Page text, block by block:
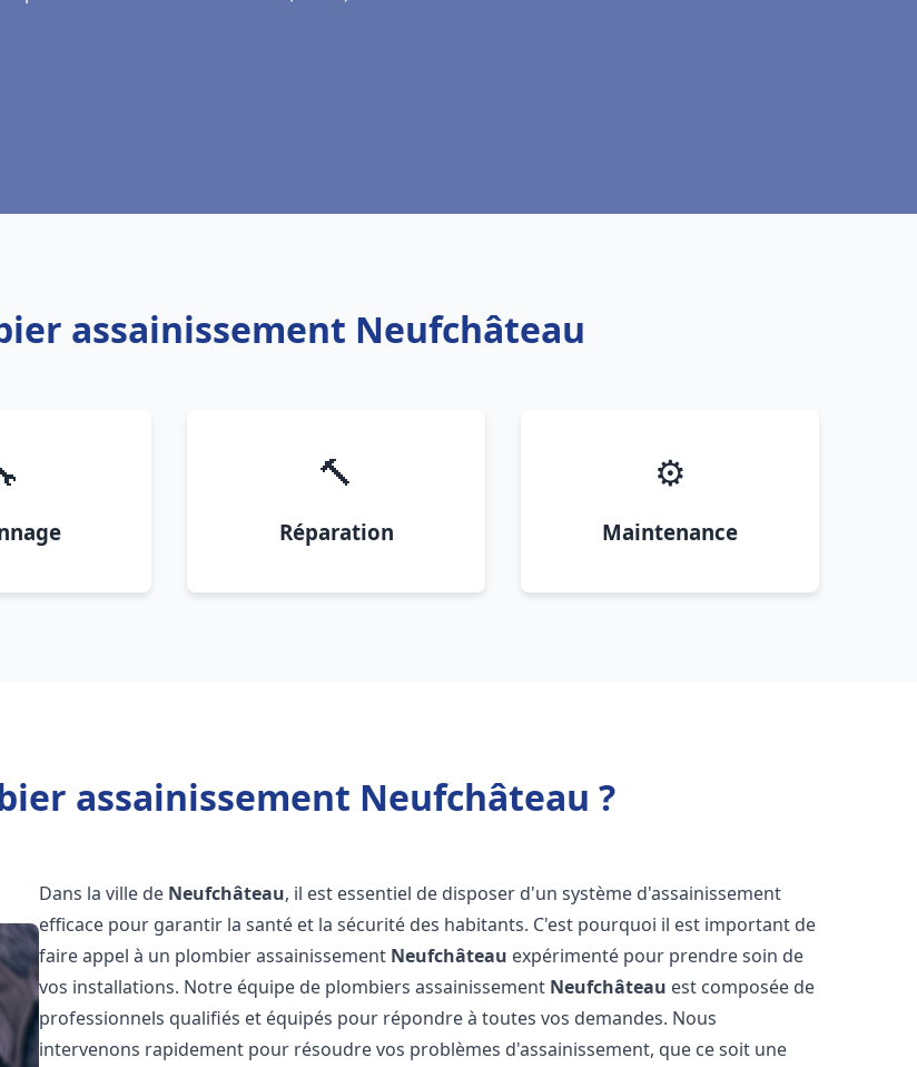
assainissement Neufchâteau
🔨
Réparation
⚙️
Maintenance
assainissement Neufchâteau ?
Dans la ville de Neufchâteau, il est essentiel de disposer d'un système d'assainissement
efficace pour garantir la santé et la sécurité des habitants. C'est pourquoi il est important de
faire appel à un plombier assainissement Neufchâteau expérimenté pour prendre soin de
vos installations. Notre équipe de plombiers assainissement Neufchâteau est composée de
professionnels qualifiés et équipés pour répondre à toutes vos demandes. Nous
intervenons rapidement pour résoudre vos problèmes d'assainissement, que ce soit une